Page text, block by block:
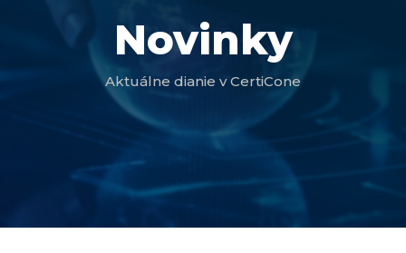
Novinky
Aktuálne dianie v CertiCone